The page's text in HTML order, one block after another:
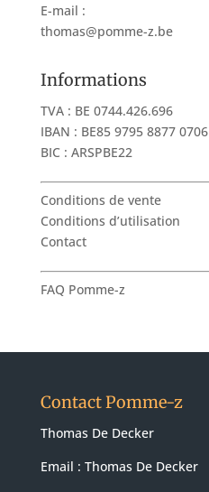
E-mail :
thomas@pomme-z.be
Informations
TVA : BE 0744.426.696
IBAN : BE85 9795 8877 0706
BIC : ARSPBE22
Conditions de vente
Conditions d’utilisation
Contact
FAQ Pomme-z
Contact Pomme-z
Thomas De Decker
Email : Thomas De Decker